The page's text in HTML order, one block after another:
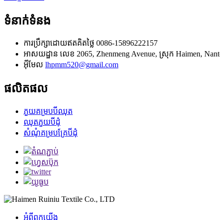
ទំនាក់ទំនង
ការប្រឹក្សាដោយឥតគិតថ្លៃ 0086-15896222157
អាសយដ្ឋាន លេខ 2065, Zhenmeng Avenue, ស្រុក Haimen,
អ៊ីមែល lhpmm520@gmail.com
ផលិតផល
ភួយគម្របបីឈុត
ឈុតភួយបីដុំ
សំណុំគម្របគ្រែបីដុំ
អំពី​ពួក​យើង